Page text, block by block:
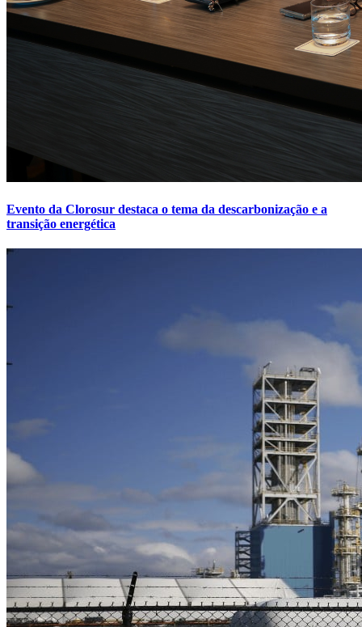
Evento da Clorosur destaca o tema da descarbonização e a
transição energética